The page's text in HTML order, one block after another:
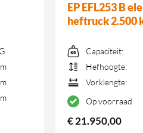
EP EFL253 B
heftruck 2.500
Capaciteit:
Hefhoogte:
Vorklengte:
Op voorraad
€21.950,00